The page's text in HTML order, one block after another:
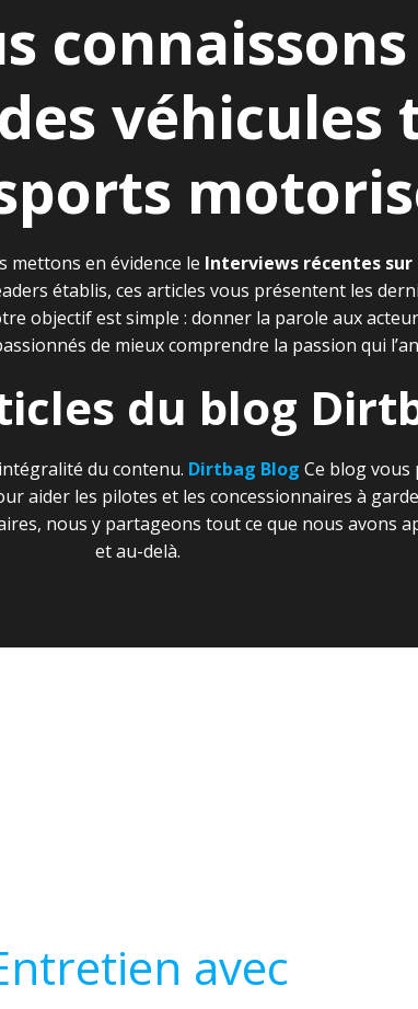
mettons en évidence le Interviews récentes
établis, ces articles vous présentent les
objectif est simple : donner la parole aux
de mieux comprendre la passion qui
du blog
du contenu. Dirtbag Blog Ce blog
aider les pilotes et les concessionnaires à
nous y partageons tout ce que nous avons
et au-delà.
avec